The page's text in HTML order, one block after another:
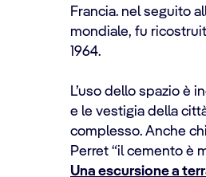
Francia. nel seguito
mondiale, fu
1964.
L’uso dello spazio è
e le vestigia della
complesso. Anche
Perret “il cemento è
Una escursione a